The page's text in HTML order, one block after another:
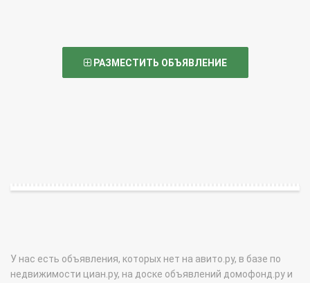
РАЗМЕСТИТЬ ОБЪЯВЛЕНИЕ
У нас есть объявления, которых нет на авито.ру, в базе по
недвижимости циан.ру, на доске объявлений домофонд.ру и